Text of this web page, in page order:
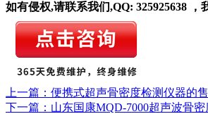
如有侵权,请联系我们,QQ: 325925638 ，
上一篇：便携式超声骨密度检测仪器的
下一篇：山东国康MQD-7000超声波骨